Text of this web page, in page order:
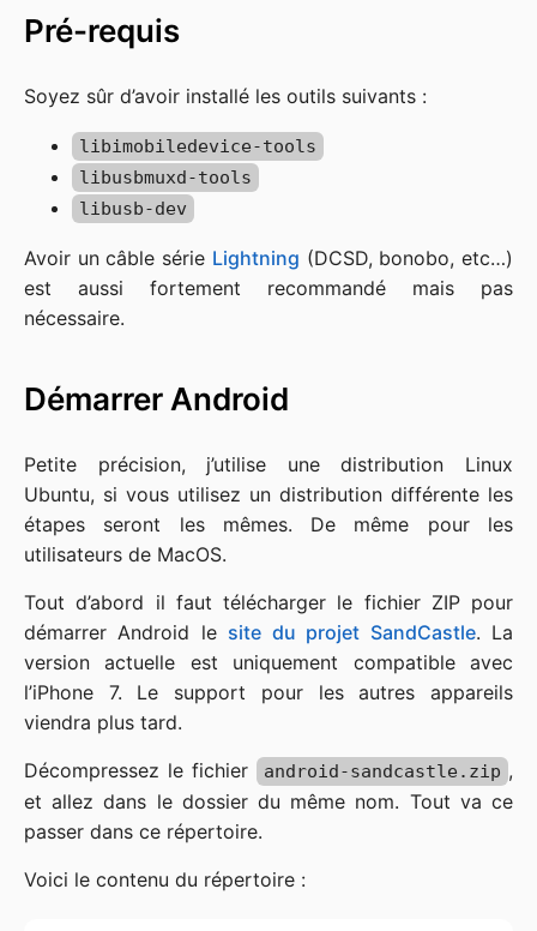
Pré-requis
Soyez sûr d’avoir installé les outils suivants :
libimobiledevice-tools
libusbmuxd-tools
libusb-dev
Avoir un câble série Lightning (DCSD, bonobo, etc…)
est aussi fortement recommandé mais pas
nécessaire.
Démarrer Android
Petite précision, j’utilise une distribution Linux
Ubuntu, si vous utilisez un distribution différente les
étapes seront les mêmes. De même pour les
utilisateurs de MacOS.
Tout d’abord il faut télécharger le fichier ZIP pour
démarrer Android le site du projet SandCastle. La
version actuelle est uniquement compatible avec
l’iPhone 7. Le support pour les autres appareils
viendra plus tard.
Décompressez le fichier
android-sandcastle.zip ,
et allez dans le dossier du même nom. Tout va ce
passer dans ce répertoire.
Voici le contenu du répertoire :